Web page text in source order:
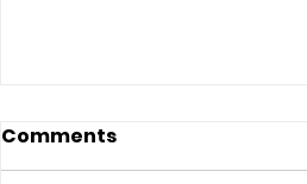
Comments